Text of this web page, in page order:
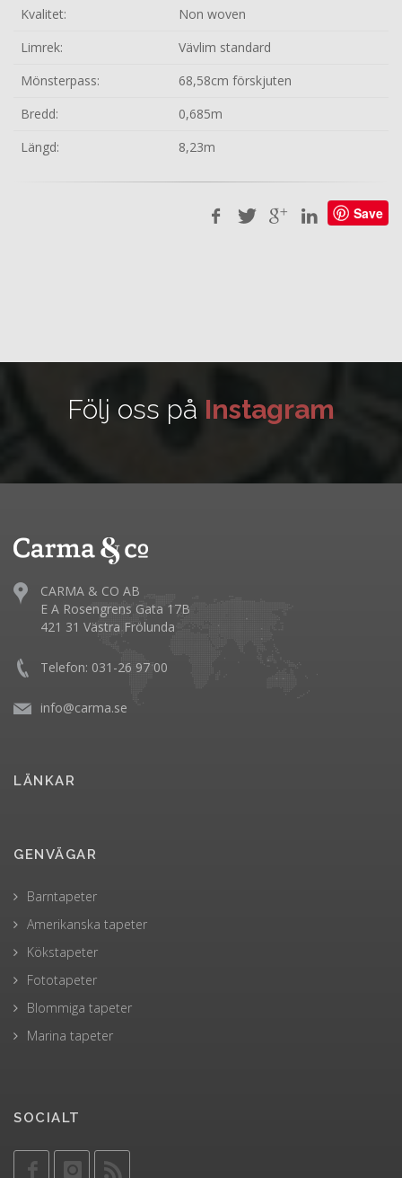
Kvalitet:
Non woven
Limrek:
Vävlim standard
Mönsterpass:
68,58cm förskjuten
Bredd:
0,685m
Längd:
8,23m
Save
Följ oss på Instagram
CARMA & CO AB
E A Rosengrens Gata 17B
421 31 Västra Frölunda
Telefon: 031-26 97 00
info@carma.se
LÄNKAR
GENVÄGAR
Barntapeter
Amerikanska tapeter
Kökstapeter
Fototapeter
Blommiga tapeter
Marina tapeter
SOCIALT